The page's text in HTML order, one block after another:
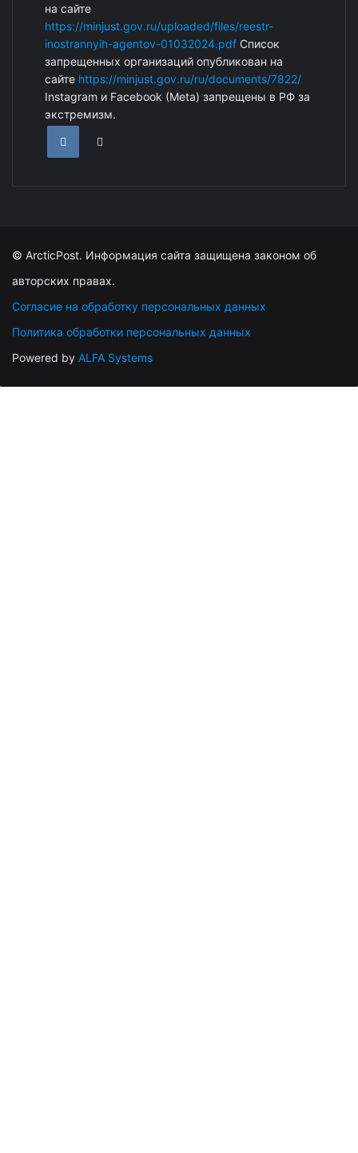
на сайте
https://minjust.gov.ru/uploaded/files/reestr-
inostrannyih-agentov-01032024.pdf Список
запрещенных организаций опубликован на
сайте https://minjust.gov.ru/ru/documents/7822/
Instagram и Facebook (Metа) запрещены в РФ за
экстремизм.
© ArcticPost. Информация сайта защищена законом об
авторских правах.
Согласие на обработку персональных данных
Политика обработки персональных данных
Powered by ALFA Systems